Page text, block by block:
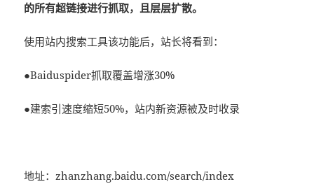
的所有超链接进行抓取，且层层扩散。
使用站内搜索工具该功能后，站长将看到：
●Baiduspider抓取覆盖增涨30%
●建索引速度缩短50%，站内新资源被及时收录
地址：zhanzhang.baidu.com/search/index